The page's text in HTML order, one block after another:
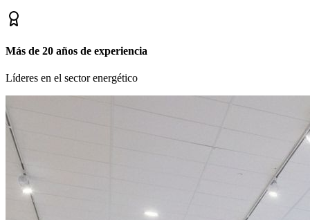
Más de 20 años de experiencia
Líderes en el sector energético